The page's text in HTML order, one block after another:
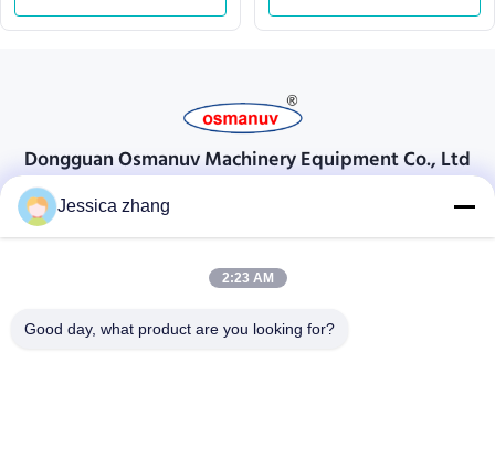
Dongguan Osmanuv Machinery Equipment Co., Ltd
Dongguan Osmanuv मशीनरी उपकरण कं, लिमिटेड
28 दूसरा औद्योगिक, लियू चोंग वी, वानजियांग, डोंगगुआन, ग्वांगडोंग, चीन
86-769 -88125248
Jessica zhang
2:23 AM
Good day, what product are you looking for?